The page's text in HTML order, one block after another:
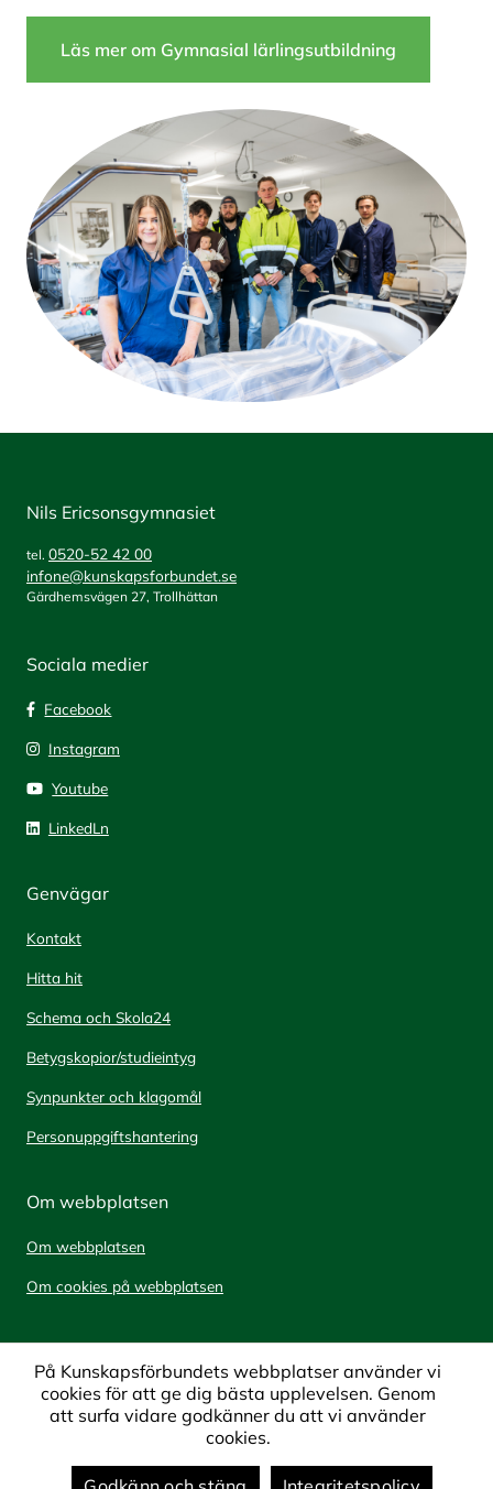
Läs mer om Gymnasial lärlingsutbildning
Nils Ericsonsgymnasiet
tel. 0520-52 42 00
infone@kunskapsforbundet.se
Gärdhemsvägen 27, Trollhättan
Sociala medier
Facebook
Instagram
Youtube
LinkedLn
Genvägar
Kontakt
Hitta hit
Schema och Skola24
Betygskopior/studieintyg
Synpunkter och klagomål
Personuppgiftshantering
Om webbplatsen
Om webbplatsen
Om cookies på webbplatsen
På Kunskapsförbundets webbplatser använder vi
cookies för att ge dig bästa upplevelsen. Genom
att surfa vidare godkänner du att vi använder
cookies.